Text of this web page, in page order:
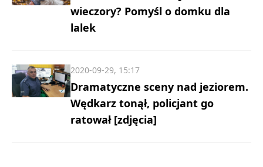
wieczory? Pomyśl o domku dla
lalek
Dramatyczne sceny nad jeziorem.
Wędkarz tonął, policjant go
ratował [zdjęcia]
2020-09-29, 15:17